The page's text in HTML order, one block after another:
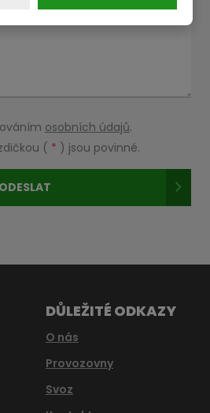
osobních údajů.
( * ) jsou povinné.
ODESLAT
DŮLEŽITÉ ODKAZY
O nás
Provozovny
Svoz